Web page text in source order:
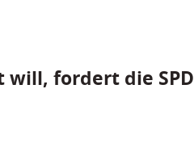
will, fordert die SPD